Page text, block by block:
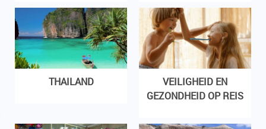
THAILAND
VEILIGHEID EN
GEZONDHEID OP REIS